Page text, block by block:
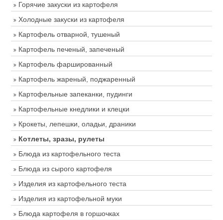
Горячие закуски из картофеля
Холодные закуски из картофеля
Картофель отварной, тушеный
Картофель печеный, запеченый
Картофель фаршированный
Картофель жареный, поджаренный
Картофельные запеканки, пудинги
Картофельные кнедлики и клецки
Крокеты, лепешки, оладьи, драники
Котлеты, зразы, рулеты
Блюда из картофельного теста
Блюда из сырого картофеля
Изделия из картофельного теста
Изделия из картофельной муки
Блюда картофеля в горшочках